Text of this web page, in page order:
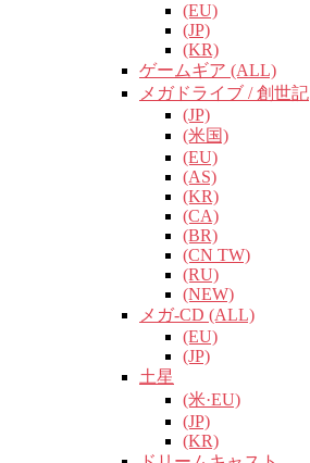
(EU)
(JP)
(KR)
ゲームギア (ALL)
メガドライブ / 創世記
(JP)
(米国)
(EU)
(AS)
(KR)
(CA)
(BR)
(CN TW)
(RU)
(NEW)
メガ-CD (ALL)
(EU)
(JP)
土星
(米·EU)
(JP)
(KR)